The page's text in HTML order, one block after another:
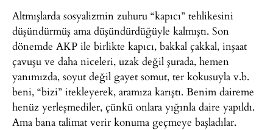
Altmışlarda sosyalizmin zuhuru “kapıcı” tehlikesini
düşündürmüş ama düşündürdüğüyle kalmıştı. Son
dönemde AKP ile birlikte kapıcı, bakkal çakkal, inşaat
çavuşu ve daha niceleri, uzak değil şurada, hemen
yanımızda, soyut değil gayet somut, ter kokusuyla v.b.
beni, “bizi” itekleyerek, aramıza karıştı. Benim daireme
henüz yerleşmediler, çünkü onlara yığınla daire yapıldı.
Ama bana talimat verir konuma geçmeye başladılar.